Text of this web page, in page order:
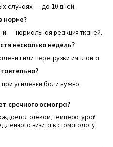
случаях — до 10 дней.
норме?
— нормальная реакция тканей.
несколько недель?
или перегрузки импланта.
усилении боли нужно
срочного осмотра?
отёком, температурой
визита к стоматологу.